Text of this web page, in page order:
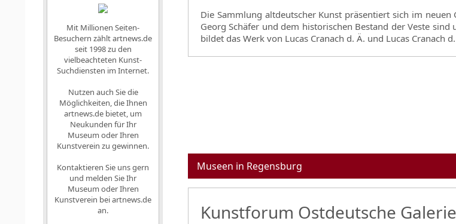
Die Sammlung altdeutscher Kunst präsentiert sich im
Georg Schäfer und dem historischen Bestand der Veste
bildet das Werk von Lucas Cranach d. Ä. und Lucas Cranach
Museen in Regensburg
Kunstforum Ostdeutsche Galerie
Mit Millionen Seiten-
Besuchern zählt artnews.de
seit 1998 zu den
vielbeachteten Kunst-
Suchdiensten im Internet.
Nutzen auch Sie die
Möglichkeiten, die Ihnen
artnews.de bietet, um
Neukunden für Ihr
Museum oder Ihren
Kunstverein zu gewinnen.
Kontaktieren Sie uns gern
und melden Sie Ihr
Museum oder Ihren
Kunstverein bei artnews.de
an.